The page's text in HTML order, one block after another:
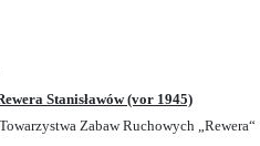
Stanisławów (vor 1945)
Zabaw Ruchowych „Rewera“